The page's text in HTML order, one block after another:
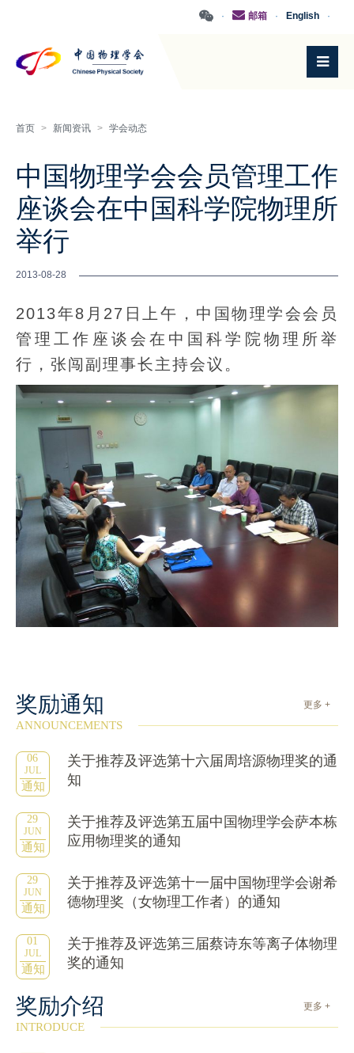
·
English
·
邮箱
·
首页 > 新闻资讯 > 学会动态
中国物理学会会员管理工作
座谈会在中国科学院物理所
举行
2013-08-28
2013年8月27日上午，中国物理学会会员
管理工作座谈会在中国科学院物理所举
行，张闯副理事长主持会议。
奖励通知 更多 +
ANNOUNCEMENTS
06
JUL
通知
关于推荐及评选第十六届周培源物理奖的通
知
29
JUN
通知
关于推荐及评选第五届中国物理学会萨本栋
应用物理奖的通知
29
JUN
通知
关于推荐及评选第十一届中国物理学会谢希
德物理奖（女物理工作者）的通知
01
JUL
通知
关于推荐及评选第三届蔡诗东等离子体物理
奖的通知
奖励介绍 更多 +
INTRODUCE